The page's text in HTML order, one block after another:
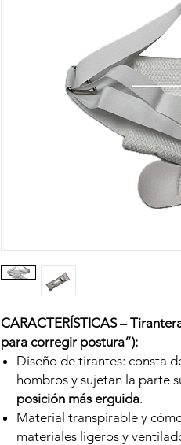
CARACTERÍSTICAS –
para corregir postura”):
Diseño de tirantes: consta
hombros y sujetan la parte
posición más erguida.
Material transpirable y
materiales ligeros y